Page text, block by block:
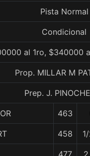
Pista Normal
Condicional
al 1ro,
Prop. MILLAR M
Prep. J.
463
458
477